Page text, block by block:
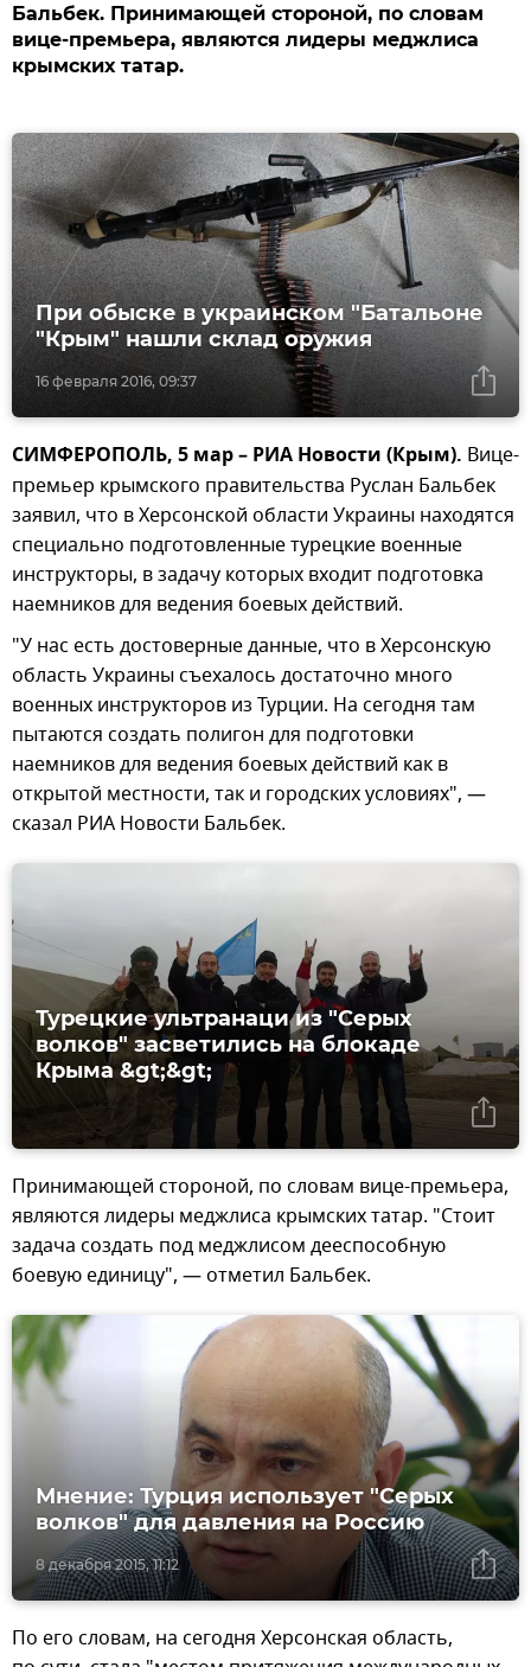
Бальбек. Принимающей стороной, по словам
вице-премьера, являются лидеры меджлиса
крымских татар.
16 февраля 2016, 09:37
При обыске в украинском "Батальоне
"Крым" нашли склад оружия
СИМФЕРОПОЛЬ, 5 мар – РИА Новости (Крым). Вице-
премьер крымского правительства Руслан Бальбек
заявил, что в Херсонской области Украины находятся
специально подготовленные турецкие военные
инструкторы, в задачу которых входит подготовка
наемников для ведения боевых действий.
"У нас есть достоверные данные, что в Херсонскую
область Украины съехалось достаточно много
военных инструкторов из Турции. На сегодня там
пытаются создать полигон для подготовки
наемников для ведения боевых действий как в
открытой местности, так и городских условиях", —
сказал РИА Новости Бальбек.
Турецкие ультранаци из "Серых
волков" засветились на блокаде
Крыма &gt;&gt;
Принимающей стороной, по словам вице-премьера,
являются лидеры меджлиса крымских татар. "Стоит
задача создать под меджлисом дееспособную
боевую единицу", — отметил Бальбек.
8 декабря 2015, 11:12
Мнение: Турция использует "Серых
волков" для давления на Россию
По его словам, на сегодня Херсонская область,